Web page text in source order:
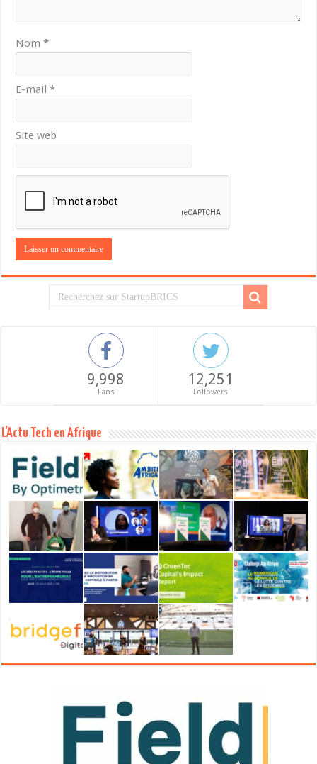
Nom*
E-mail*
Site web
9,998
Fans
12,251
Followers
L’Actu Tech en Afrique